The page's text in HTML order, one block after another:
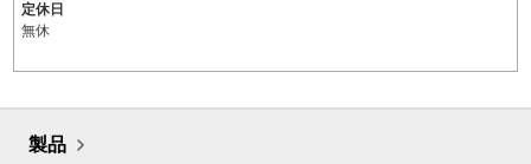
定休日
無休
製品